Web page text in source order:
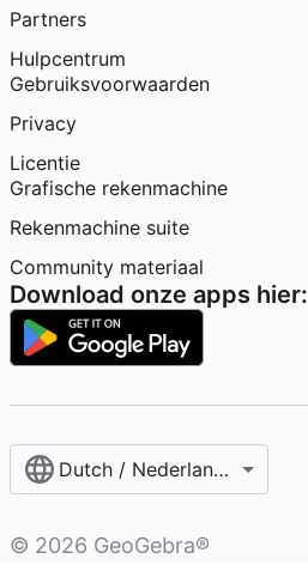
Partners
Hulpcentrum
Gebruiksvoorwaarden
Privacy
Licentie
Grafische rekenmachine
Rekenmachine suite
Community materiaal
Download onze apps hier:
Dutch / Nederlands‎ (België)‎
© 2026 GeoGebra®